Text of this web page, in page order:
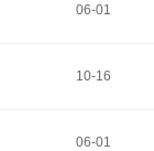
06-01
10-16
06-01